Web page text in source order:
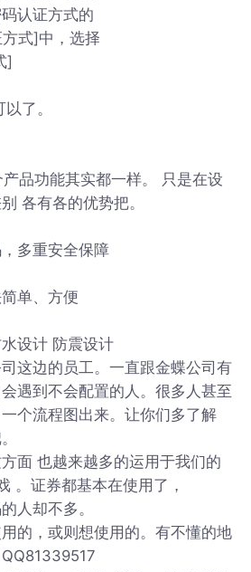
认证方式的
式]中，选择
]
了。
品功能其实都一样。 只是在设
各有各的优势把。
多重安全保障
单、方便
设计 防震设计
这边的员工。一直跟金蝶公司有
遇到不会配置的人。很多人甚至
个流程图出来。让你们多了解
面 也越来越多的运用于我们的
。证券都基本在使用了，
人却不多。
的，或则想使用的。有不懂的地